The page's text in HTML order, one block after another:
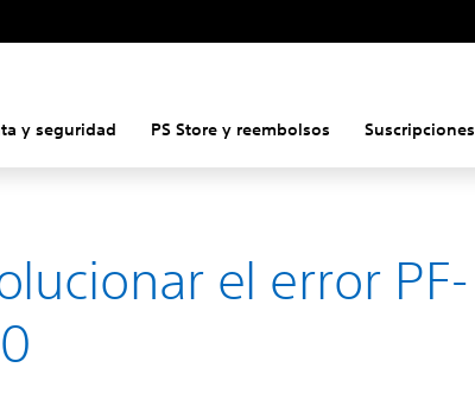
y seguridad PS Store y reembolsos Suscripciones
el error PF-